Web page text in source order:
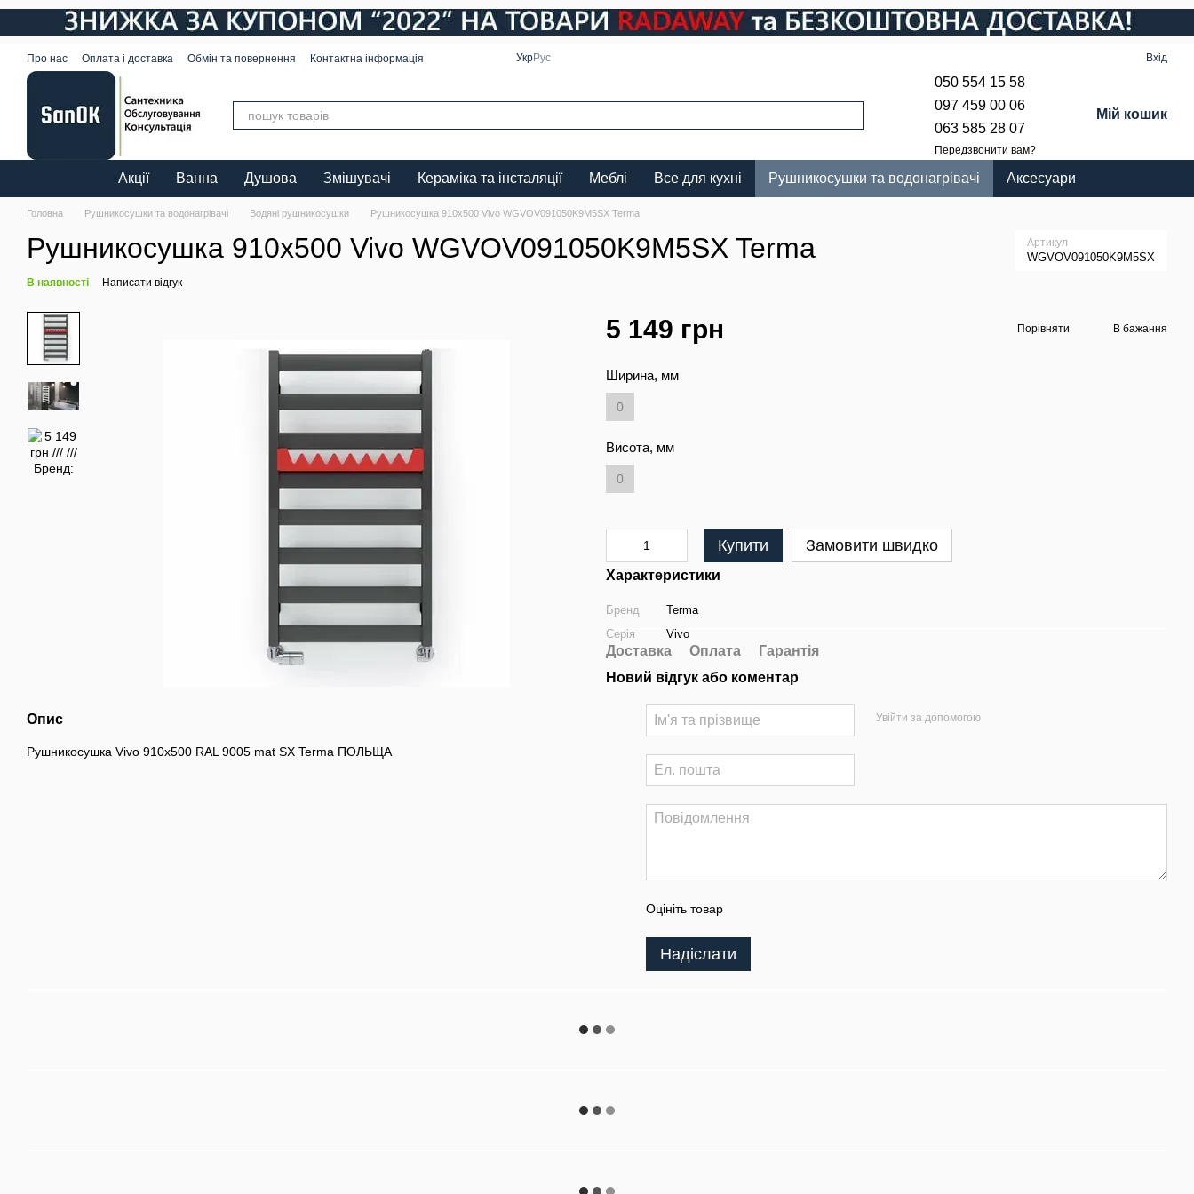
Перейти до основного контенту
Про нас Оплата і доставка Обмін та повернення Контактна інформація УкрРус Вхід
050 554 15 58
097 459 00 06
063 585 28 07
Передзвонити вам?
Мій кошик
Акції Ванна Душова Змішувачі Кераміка та інсталяції Меблі Все для кухні Рушникосушки та водонагрівачі Аксесуари
Головна Рушникосушки та водонагрівачі Водяні рушникосушки Рушникосушка 910х500 Vivo WGVOV091050K9M5SX Terma
Рушникосушка 910х500 Vivo WGVOV091050K9M5SX Terma Артикул
WGVOV091050K9M5SX
В наявності Написати відгук
Опис
Рушникосушка Vivo 910х500 RAL 9005 mat SX Terma ПОЛЬЩА
5 149 грн Порівняти В бажання
Ширина, мм
0
Висота, мм
0
Купити Замовити швидко
Характеристики
Бренд
Terma
Серія
Vivo
Доставка Оплата
Гарантія
Новий відгук або коментар
Увійти за допомогою
Оцініть товар
Надіслати